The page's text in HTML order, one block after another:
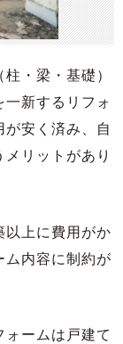
・梁・基礎）
新するリフォ
安く済み、自
リットがあり
以上に費用がか
ム内容に制約が
ォームは戸建て